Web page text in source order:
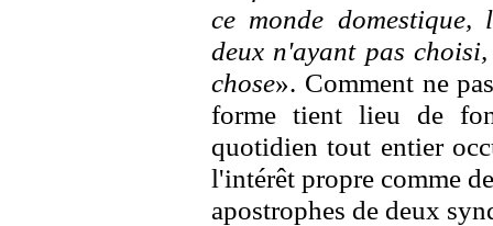
ce monde domestique,
deux n'ayant pas
chose». Comment ne
forme tient lieu de
quotidien tout entier
l'intérêt propre comme
apostrophes de deux